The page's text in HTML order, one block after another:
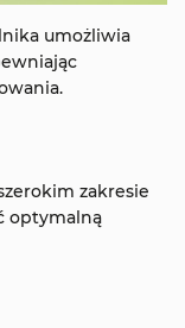
umożliwia
zakresie
optymalną